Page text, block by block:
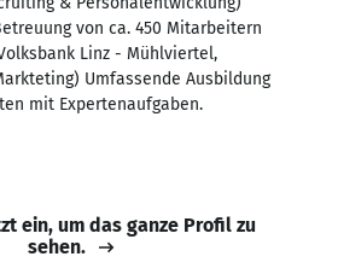
von ca. 450 Mitarbeitern
Linz - Mühlviertel,
Umfassende Ausbildung
mit Expertenaufgaben.
ein, um das ganze Profil zu
sehen.